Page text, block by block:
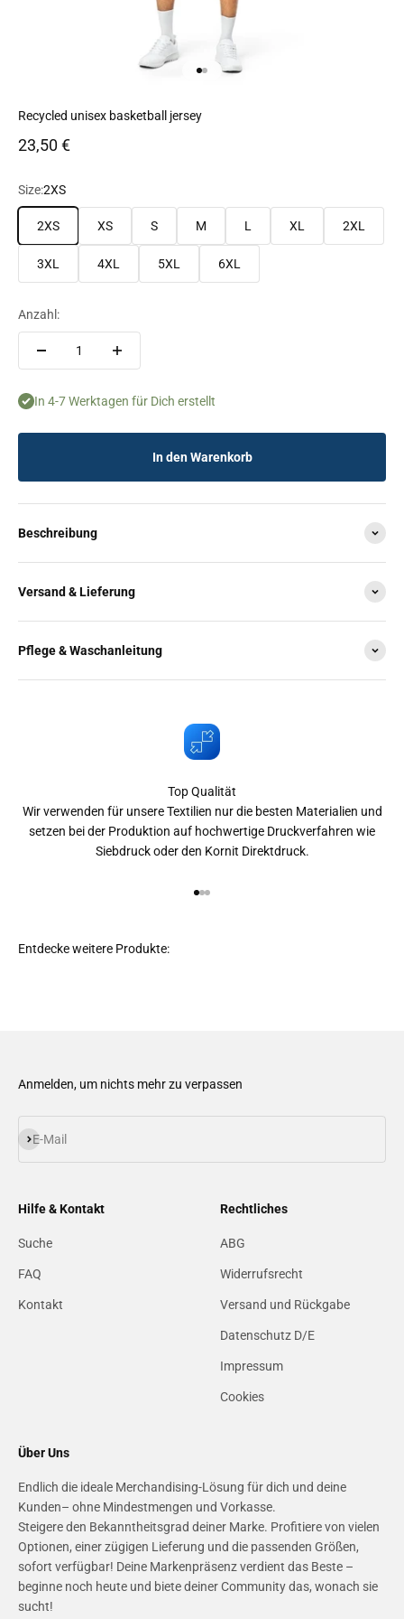
Recycled unisex basketball jersey
Angebot
23,50 €
Size:2XS
2XS XS S M L XL 2XL
3XL 4XL 5XL 6XL
Anzahl:
In 4-7 Werktagen für Dich erstellt
In den Warenkorb
Beschreibung
Versand & Lieferung
Pflege & Waschanleitung
Top Qualität
Wir verwenden für unsere Textilien nur die besten Materialien und
setzen bei der Produktion auf hochwertige Druckverfahren wie
Siebdruck oder den Kornit Direktdruck.
Anmelden, um nichts mehr zu verpassen
E-Mail
Abonnieren
Hilfe & Kontakt
Suche
FAQ
Kontakt
Rechtliches
ABG
Widerrufsrecht
Versand und Rückgabe
Datenschutz D/E
Impressum
Cookies
Über Uns
Endlich die ideale Merchandising-Lösung für dich und deine
Kunden– ohne Mindestmengen und Vorkasse.
Steigere den Bekanntheitsgrad deiner Marke. Profitiere von vielen
Optionen, einer zügigen Lieferung und die passenden Größen,
sofort verfügbar! Deine Markenpräsenz verdient das Beste –
beginne noch heute und biete deiner Community das, wonach sie
sucht!